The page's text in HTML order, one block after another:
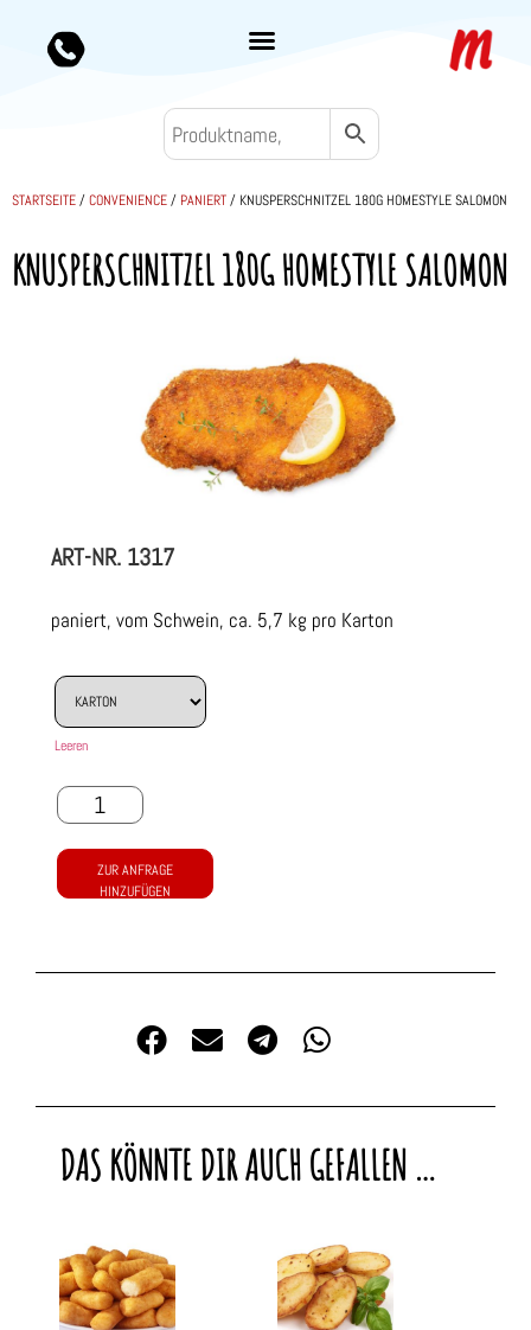
STARTSEITE/CONVENIENCE/ PANIERT/ KNUSPERSCHNITZEL 180G HOMESTYLE SALOMON
KNUSPERSCHNITZEL 180G HOMESTYLE SALOMON
ART-NR. 1317
paniert, vom Schwein, ca. 5,7 kg pro Karton
Leeren
ZUR ANFRAGE
HINZUFÜGEN
DAS KÖNNTE DIR AUCH GEFALLEN …